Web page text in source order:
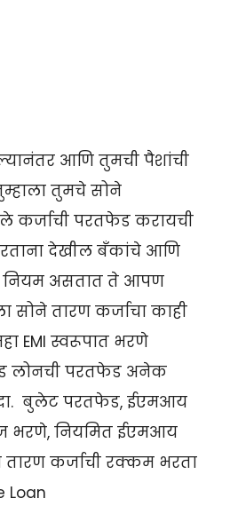
आणि तुमची पैशांची
तुमचे सोने
कर्जाची परतफेड करायची
देखील बँकांचे आणि
नियम असतात ते आपण
सोने तारण कर्जाचा काही
EMI स्वरूपात भरणे
लोनची परतफेड अनेक
बुलेट परतफेड, ईएमआय
भरणे, नियमित ईएमआय
कर्जाची रक्कम भरता
Loan